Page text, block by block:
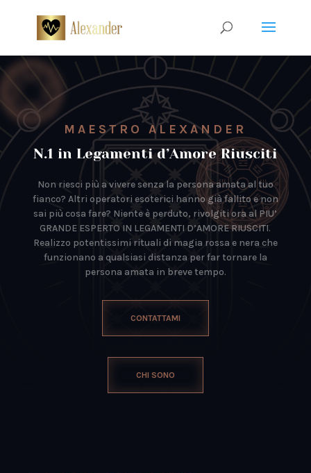
MAESTRO ALEXANDER
N.1 in Legamenti d’Amore Riusciti
Non riesci più a vivere senza la persona amata al tuo
fianco? Altri operatori esoterici hanno già fallito e non
sai più cosa fare? Niente è perduto, rivolgiti ora al PIU’
GRANDE ESPERTO IN LEGAMENTI D’AMORE RIUSCITI.
Realizzo potentissimi rituali di magia rossa e nera che
funzionano a qualsiasi distanza per far tornare la
persona amata in breve tempo.
CONTATTAMI
CHI SONO